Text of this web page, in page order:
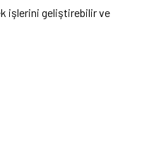
işlerini geliştirebilir ve